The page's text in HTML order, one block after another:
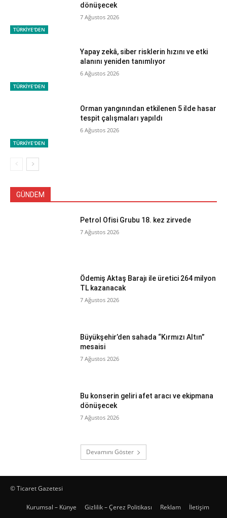
TÜRKİYE'DEN
dönüşecek
7 Ağustos 2026
TÜRKİYE'DEN
Yapay zekâ, siber risklerin hızını ve etki
alanını yeniden tanımlıyor
6 Ağustos 2026
TÜRKİYE'DEN
Orman yangınından etkilenen 5 ilde hasar
tespit çalışmaları yapıldı
6 Ağustos 2026
GÜNDEM
Petrol Ofisi Grubu 18. kez zirvede
7 Ağustos 2026
Ödemiş Aktaş Barajı ile üretici 264 milyon
TL kazanacak
7 Ağustos 2026
Büyükşehir’den sahada “Kırmızı Altın”
mesaisi
7 Ağustos 2026
Bu konserin geliri afet aracı ve ekipmana
dönüşecek
7 Ağustos 2026
Devamını Göster
© Ticaret Gazetesi
Kurumsal – Künye Gizlilik – Çerez Politikası Reklam İletişim